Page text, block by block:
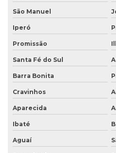
São Manuel
Iperó
Promissão
Santa Fé do Sul
Barra Bonita
Cravinhos
Aparecida
Ibaté
Aguaí